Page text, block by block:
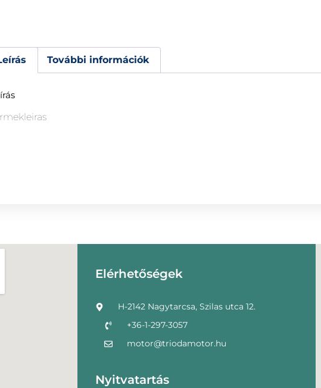
További információk
Elérhetőségek
H-2142 Nagytarcsa, Szilas utca 12.
+36-1-297-3057
motor@triodamotor.hu
Nyitvatartás